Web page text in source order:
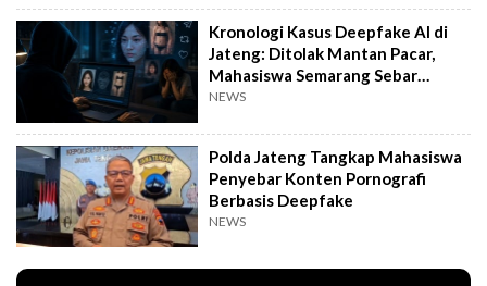
Kronologi Kasus Deepfake AI di
Jateng: Ditolak Mantan Pacar,
Mahasiswa Semarang Sebar
Konten Porno
NEWS
Polda Jateng Tangkap Mahasiswa
Penyebar Konten Pornografi
Berbasis Deepfake
NEWS